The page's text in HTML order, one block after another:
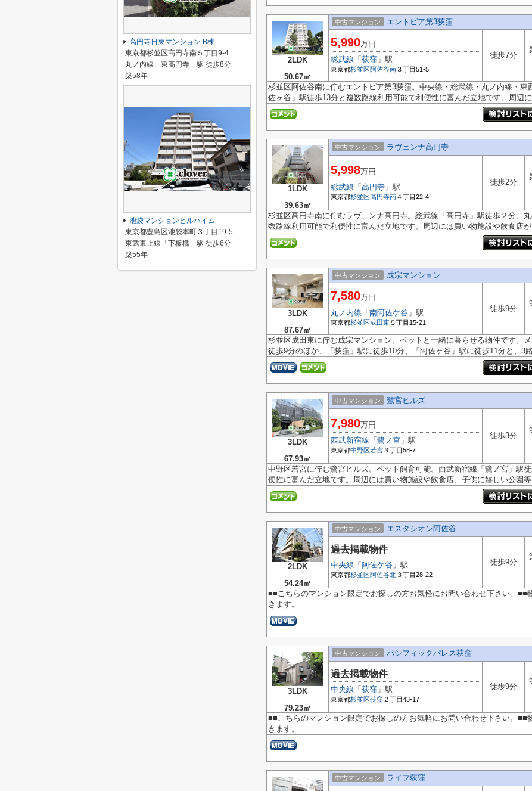
2LDK
50.67㎡
中古マンション エントピア第3荻窪
5,990万円
総武線 「 荻窪 」駅
東京都杉並区 阿佐谷南３丁目51-5
徒歩7分
杉並区阿佐谷南に佇むエントピア第3荻窪。中央線・総武線・丸ノ内線・
佐ヶ谷」駅徒歩13分と複数路線利用可能で利便性に富んだ立地です。周辺
1LDK
39.63㎡
中古マンション ラヴェンナ高円寺
5,998万円
総武線 「 高円寺 」駅
東京都杉並区高円寺南４丁目22-4
徒歩2分
杉並区高円寺南に佇むラヴェンナ高円寺。総武線「高円寺」駅徒歩２分。
数路線利用可能で利便性に富んだ立地です。周辺には買い物施設や飲食店
3LDK
87.67㎡
中古マンション 成宗マンション
7,580万円
丸ノ内線 「 南阿佐ケ谷 」駅
東京都杉並区 成田東 ５丁目15-21
徒歩9分
杉並区成田東に佇む成宗マンション。ペットと一緒に暮らせる物件です。
徒歩9分のほか、「荻窪」駅に徒歩10分、「阿佐ヶ谷」駅に徒歩11分と、3
3LDK
67.93㎡
中古マンション 鷺宮ヒルズ
7,980万円
西武新宿線 「 鷺ノ宮 」駅
東京都中野区若宮３丁目58-7
徒歩3分
中野区若宮に佇む鷺宮ヒルズ。ペット飼育可能。西武新宿線「鷺ノ宮」駅
便性に富んだ立地です。周辺には買い物施設や飲食店、子供に嬉しい公園
2LDK
54.24㎡
中古マンション エスタシオン阿佐谷
過去掲載物件
中央線 「 阿佐ケ谷 」駅
東京都杉並区 阿佐谷北３丁目28-22
徒歩9分
■■こちらのマンション限定でお探しの方お気軽にお問い合わせ下さい。■■
きます。
3LDK
79.23㎡
中古マンション パシフィックパレス荻窪
過去掲載物件
中央線 「 荻窪 」駅
東京都杉並区荻窪 ２丁目43-17
徒歩9分
■■こちらのマンション限定でお探しの方お気軽にお問い合わせ下さい。■■
きます。
中古マンション ライフ荻窪
高円寺日東マンション B棟
東京都杉並区高円寺南５丁目9-4
丸ノ内線「東高円寺」駅 徒歩8分
築58年
池袋マンションヒルハイム
東京都豊島区池袋本町３丁目19-5
東武東上線「下板橋」駅 徒歩6分
築55年